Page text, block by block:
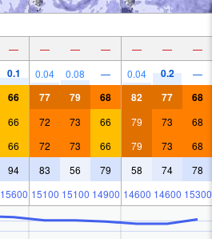
— — — — — — —
0.1 0.04 0.08 — 0.04 0.2 —
66 77 79 68 82 77 68
66 72 73 66 79 73 68
66 72 73 66 79 73 68
94 83 56 79 58 74 78
15600 15100 15100 14900 14600 14600 15300